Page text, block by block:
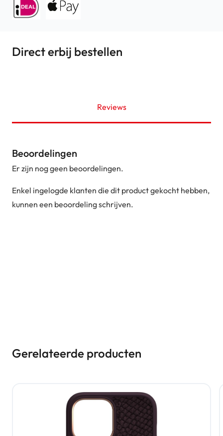
Direct erbij bestellen
Reviews
Beoordelingen
Er zijn nog geen beoordelingen.
Enkel ingelogde klanten die dit product gekocht hebben,
kunnen een beoordeling schrijven.
Gerelateerde producten